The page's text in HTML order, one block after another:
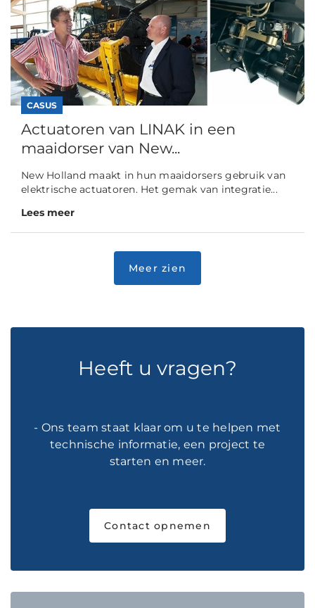
CASUS
Actuatoren van LINAK in een
maaidorser van New...
New Holland maakt in hun maaidorsers gebruik van
elektrische actuatoren. Het gemak van integratie...
Lees meer
Heeft u vragen?
- Ons team staat klaar om u te helpen met
technische informatie, een project te
starten en meer.
Contact opnemen